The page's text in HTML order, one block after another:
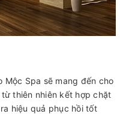
Mộc Spa sẽ mang đến cho
thiên nhiên kết hợp chặt
hiệu quả phục hồi tốt